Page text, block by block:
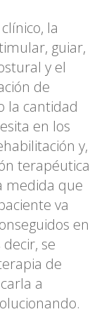
la
guiar,
y el
de
la cantidad
en los
y,
terapéutica
medida que
va
en
se
de
a